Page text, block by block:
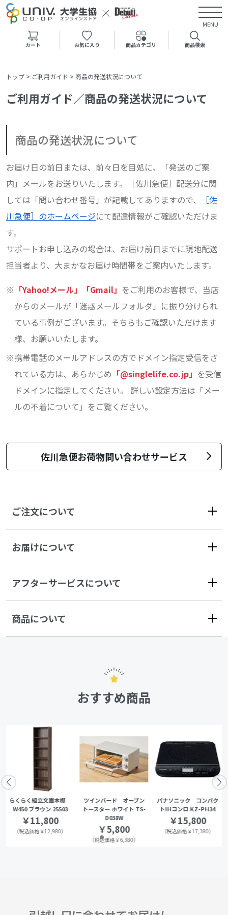
MENU
カート お気に入り 商品カテゴリ 商品検索
トップ > ご利用ガイド > 商品の発送状況について
ご利用ガイド／商品の発送状況について
商品の発送状況について
お届け日の前日または、前々日を目処に、「発送のご案
内」メールをお送りいたします。［佐川急便］配送分に関
しては「問い合わせ番号」が記載してありますので、
［佐
川急便］のホームページにて配達情報がご確認いただけま
す。
サポートお申し込みの場合は、お届け前日までに現地配送
担当者より、大まかなお届け時間帯をご案内いたします。
「Yahoo!メール」「Gmail」 をご利用のお客様で、当店
からのメールが「迷惑メールフォルダ」に振り分けられ
ている事例がございます。そちらもご確認いただけます
様、お願いいたします。
携帯電話のメールアドレスの方でドメイン指定受信をさ
れている方は、あらかじめ 「@singlelife.co.jp」 を受信
ドメインに指定してください。 詳しい設定方法は「メー
ルの不着について」をご覧ください。
佐川急便お荷物問い合わせサービス
ご注文について
お届けについて
アフターサービスについて
商品について
おすすめ商品
らくらく組立文庫本棚
W450 ブラウン 25503
￥11,800
（税込価格￥12,980）
ツインバード オーブン
トースター ホワイト TS-
D038W
￥5,800
（税込価格￥6,380）
パナソニック コンパク
トIHコンロ KZ-PH34
￥15,800
（税込価格￥17,380）